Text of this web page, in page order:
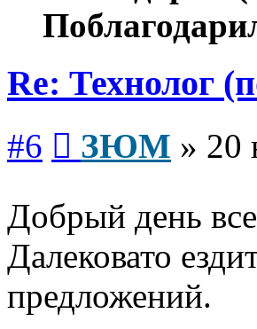
Re: Технолог
#6 ЗЮМ » 20
Добрый день
Далековато
предложений.